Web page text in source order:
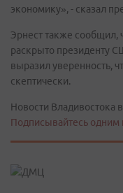
экономику», - сказал
Эрнест также сообщил,
раскрыто президенту
выразил уверенность,
скептически.
Новости Владивостока
Подписывайтесь одним